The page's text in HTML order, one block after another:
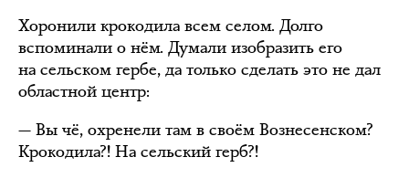
Хоронили крокодила всем селом. Долго
вспоминали о нём. Думали изобразить его
на сельском гербе, да только сделать это не дал
областной центр:
— Вы чё, охренели там в своём Вознесенском?
Крокодила?! На сельский герб?!